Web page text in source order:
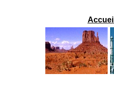
Accueil